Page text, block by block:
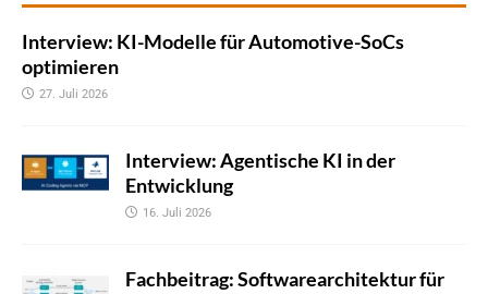
Interview: KI-Modelle für Automotive-SoCs
optimieren
27. Juli 2026
Interview: Agentische KI in der
Entwicklung
16. Juli 2026
Fachbeitrag: Softwarearchitektur für